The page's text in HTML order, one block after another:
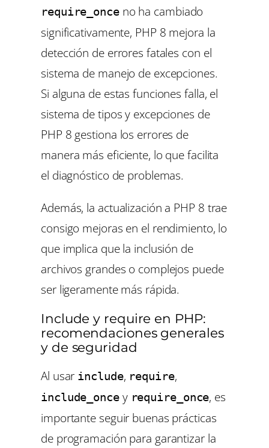
require_onceno ha cambiado
significativamente, PHP 8 mejora la
detección de errores fatales con el
sistema de manejo de excepciones.
Si alguna de estas funciones falla, el
sistema de tipos y excepciones de
PHP 8 gestiona los errores de
manera más eficiente, lo que facilita
el diagnóstico de problemas.
Además, la actualización a PHP 8 trae
consigo mejoras en el rendimiento, lo
que implica que la inclusión de
archivos grandes o complejos puede
ser ligeramente más rápida.
Include y require en PHP:
recomendaciones generales
y de seguridad
Al usar include, require,
include_oncey require_once, es
importante seguir buenas prácticas
de programación para garantizar la